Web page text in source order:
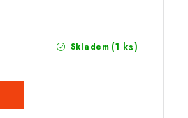
Skladem (1 ks)